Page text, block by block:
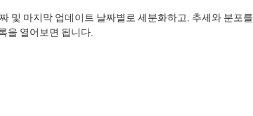
및 마지막 업데이트 날짜별로 세분화하고, 추세와 분포
을 열어보면 됩니다.